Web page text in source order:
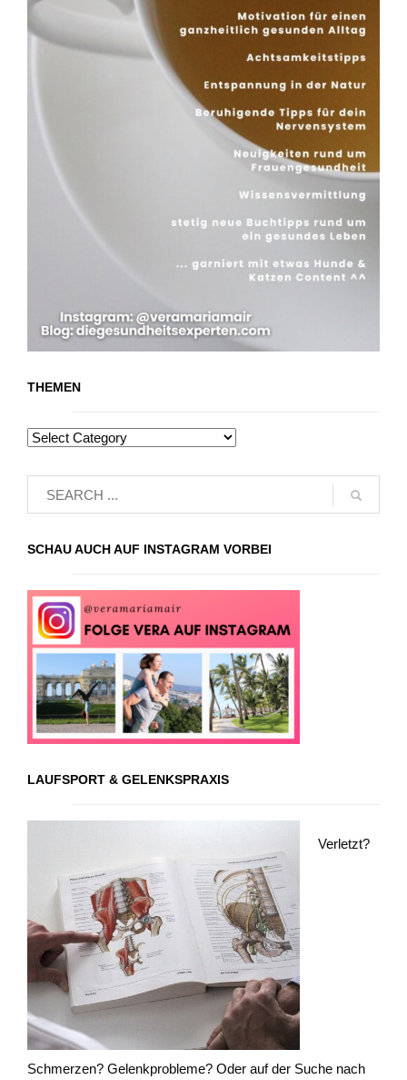
THEMEN
SCHAU AUCH AUF INSTAGRAM VORBEI
LAUFSPORT & GELENKSPRAXIS
Verletzt?
Schmerzen? Gelenkprobleme? Oder auf der Suche nach